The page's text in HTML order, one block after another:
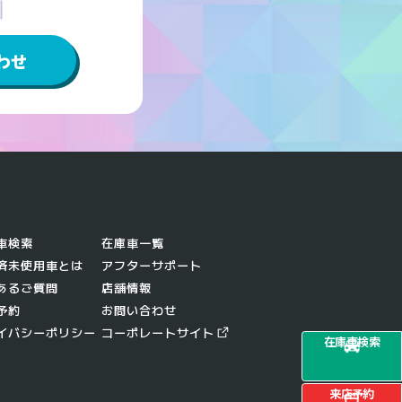
せ
在庫車検索
来店予約
検索
在庫車一覧
未使用車とは
アフターサポート
るご質問
店舗情報
約
お問い合わせ
バシーポリシー コーポレートサイト